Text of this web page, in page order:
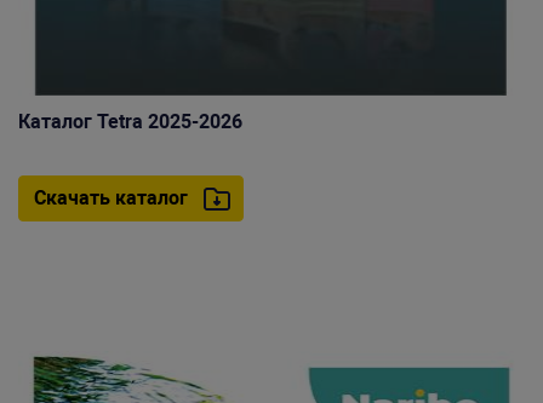
Каталог Tetra 2025-2026
Скачать каталог